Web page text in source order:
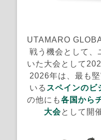
UTAMARO
戦う機会として、
いた大会として
2026年は、最も
いる スペインのビ
の他にも各国から
大会として開